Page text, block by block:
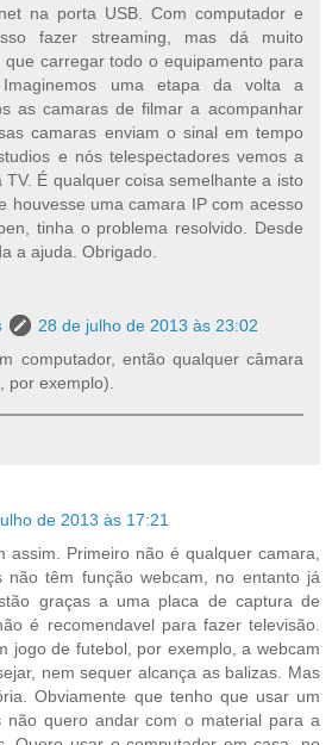
na porta USB. Com computador e
fazer streaming, mas dá muito
que carregar todo o equipamento para
uma etapa da volta a
as camaras de filmar a acompanhar
camaras enviam o sinal em tempo
e nós telespectadores vemos a
TV. É qualquer coisa semelhante a isto
houvesse uma camara IP com acesso
tinha o problema resolvido. Desde
a ajuda. Obrigado.
28 de julho de 2013 às 23:02
computador, então qualquer câmara
por exemplo).
de 2013 às 17:21
assim. Primeiro não é qualquer camara,
não têm função webcam, no entanto já
graças a uma placa de captura de
é recomendavel para fazer televisão.
jogo de futebol, por exemplo, a webcam
nem sequer alcança as balizas. Mas
Obviamente que tenho que usar um
não quero andar com o material para a